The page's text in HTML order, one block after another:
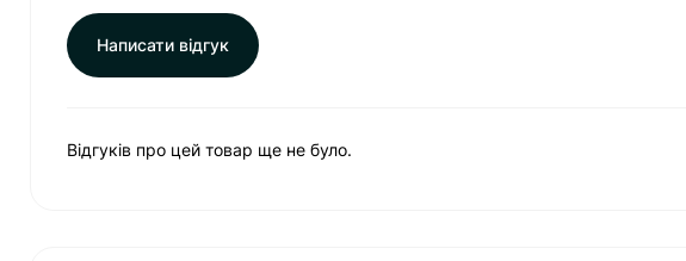
Написати відгук
Відгуків про цей товар ще не було.